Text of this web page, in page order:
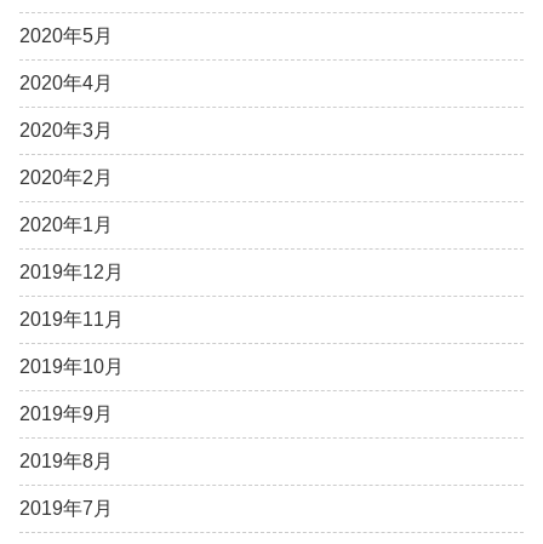
2020年5月
2020年4月
2020年3月
2020年2月
2020年1月
2019年12月
2019年11月
2019年10月
2019年9月
2019年8月
2019年7月